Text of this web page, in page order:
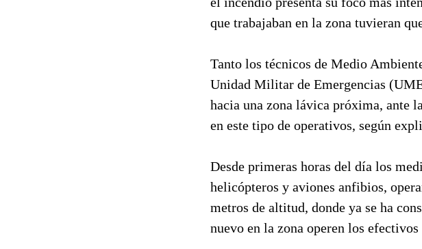
que trabajaban en la zona tuvieran
Tanto los técnicos de Medio
Unidad Militar de Emergencias
hacia una zona lávica próxima, ante
en este tipo de operativos, según
Desde primeras horas del día los
helicópteros y aviones anfibios,
metros de altitud, donde ya se ha
nuevo en la zona operen los efectivos